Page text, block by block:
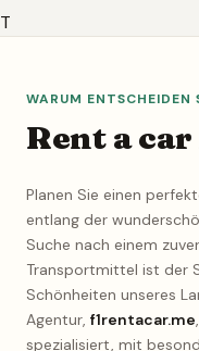
T
WARUM ENTSCHEIDEN
Rent a car
Planen Sie einen
entlang der
Suche nach einem
Transportmittel ist der
Schönheiten unseres
Agentur, f1rentacar.me
spezialisiert, mit